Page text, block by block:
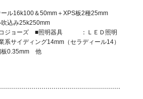
ル16k100＆50mm＋XPS板2種25mm
込み25k250mm
コジョーズ ■照明器具 ：ＬＥＤ照明
サイディング14mm（セラディール14）
板0.35mm 他